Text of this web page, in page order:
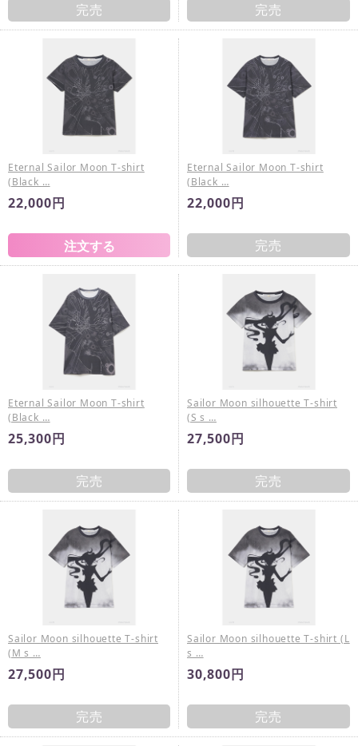
完売 完売
Eternal Sailor Moon T-shirt
(Black …
22,000円
Eternal Sailor Moon T-shirt
(Black …
22,000円
完売
Eternal Sailor Moon T-shirt
(Black …
25,300円
完売
Sailor Moon silhouette T-shirt
(S s …
27,500円
完売
Sailor Moon silhouette T-shirt
(M s …
27,500円
完売
Sailor Moon silhouette T-shirt (L
s …
30,800円
完売